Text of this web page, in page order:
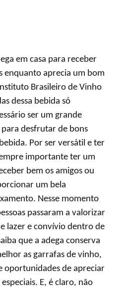
em casa para receber
enquanto aprecia um bom
Brasileiro de Vinho
dessa bebida só
ser um grande
desfrutar de bons
Por ser versátil e ter
importante ter um
bem os amigos ou
um bela
Nesse momento
passaram a valorizar
lazer e convívio dentro de
que a adega conserva
as garrafas de vinho,
oportunidades de apreciar
E, é claro, não